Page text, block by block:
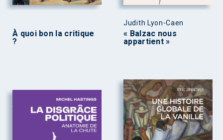
À quoi bon la critique
?
Judith Lyon-Caen
« Balzac nous
appartient »